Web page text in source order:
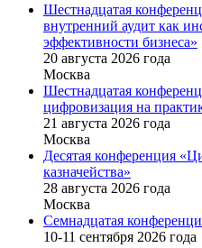
Шестнадцатая
внутренний аудит как
эффективности бизнеса»
20 августа 2026 года
Москва
Шестнадцатая
цифровизация на
21 августа 2026 года
Москва
Десятая конференция
казначейства»
28 августа 2026 года
Москва
Семнадцатая
10-11 сентября 2026 года